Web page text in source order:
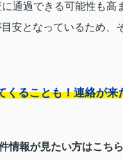
通過できる可能性も高
安となっているため
くることも！連絡が来
情報が見たい方はこち